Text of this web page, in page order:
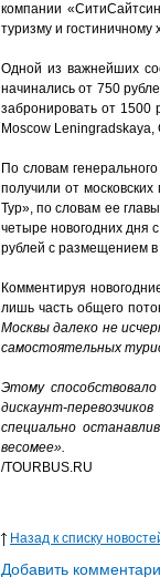
компании
туризму и гостиничному
Одной из важнейших
начинались от 750
забронировать от
Moscow
По словам
получили от
Тур», по словам ее
четыре новогодних дня
рублей с размещением
Комментируя
лишь часть общего
Москвы далеко не
самостоятельных
Этому
дискаунт-
специально
весомее».
/TOURBUS.RU
Назад к списку
Добавить